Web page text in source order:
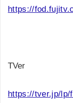
https://
TVer
https://tver.jp/lp/